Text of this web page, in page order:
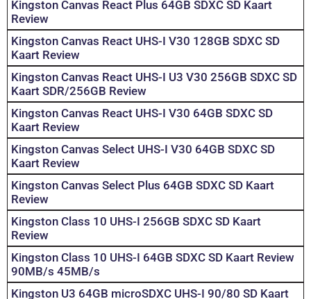
Kingston Canvas React Plus 64GB SDXC SD Kaart
Review
Kingston Canvas React UHS-I V30 128GB SDXC SD
Kaart Review
Kingston Canvas React UHS-I U3 V30 256GB SDXC SD
Kaart SDR/256GB Review
Kingston Canvas React UHS-I V30 64GB SDXC SD
Kaart Review
Kingston Canvas Select UHS-I V30 64GB SDXC SD
Kaart Review
Kingston Canvas Select Plus 64GB SDXC SD Kaart
Review
Kingston Class 10 UHS-I 256GB SDXC SD Kaart
Review
Kingston Class 10 UHS-I 64GB SDXC SD Kaart Review
90MB/s 45MB/s
Kingston U3 64GB microSDXC UHS-I 90/80 SD Kaart